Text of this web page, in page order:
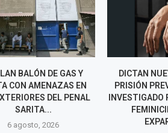
NUEVE MESES DE
PREVENTIVA PARA
POR PRESUNTO
FEMINICIDIO DE SU
EXPAREJA...
PNP FRUSTRA
740 MIL Y
PRESUNTA
6